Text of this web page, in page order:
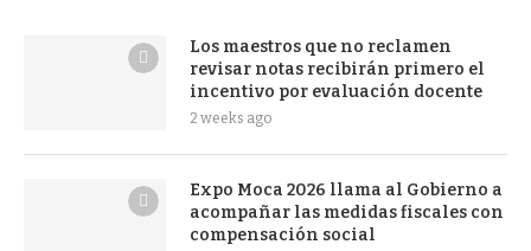
Los maestros que no reclamen
revisar notas recibirán primero el
incentivo por evaluación docente
2 weeks ago
Expo Moca 2026 llama al Gobierno a
acompañar las medidas fiscales con
compensación social